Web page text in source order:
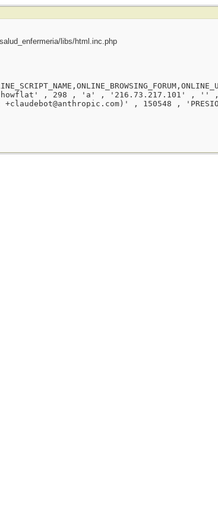
libs/html.inc.php
'showflat' , 298 , 'a' , '216.73.217.101' , '' ,
, 150548 , 'PRESION